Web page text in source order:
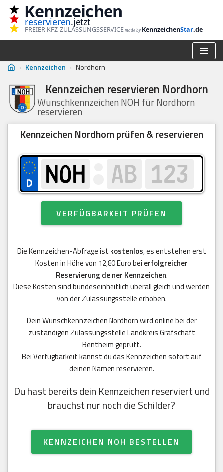
Zum
Inhalt
Kennzeichen
reservieren.jetzt
FREIER KFZ-ZULASSUNGSSERVICE made by KennzeichenStar.de
› Kennzeichen › Nordhorn
Kennzeichen reservieren Nordhorn
Wunschkennzeichen NOH für Nordhorn
reservieren
Kennzeichen Nordhorn prüfen & reservieren
VERFÜGBARKEIT PRÜFEN
Die Kennzeichen-Abfrage ist kostenlos, es entstehen erst
Kosten in Höhe von 12,80 Euro bei erfolgreicher
Reservierung deiner Kennzeichen.
Diese Kosten sind bundeseinheitlich überall gleich und werden
von der Zulassungsstelle erhoben.
Dein Wunschkennzeichen Nordhorn wird online bei der
zuständigen Zulassungsstelle Landkreis Grafschaft
Bentheim geprüft.
Bei Verfügbarkeit kannst du das Kennzeichen sofort auf
deinen Namen reservieren.
Du hast bereits dein Kennzeichen reserviert und
brauchst nur noch die Schilder?
KENNZEICHEN NOH BESTELLEN